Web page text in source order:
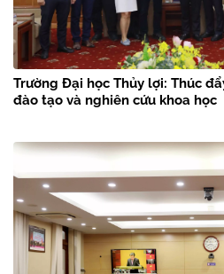
Trường Đại học Thủy lợi: Thúc
đào tạo và nghiên cứu khoa học